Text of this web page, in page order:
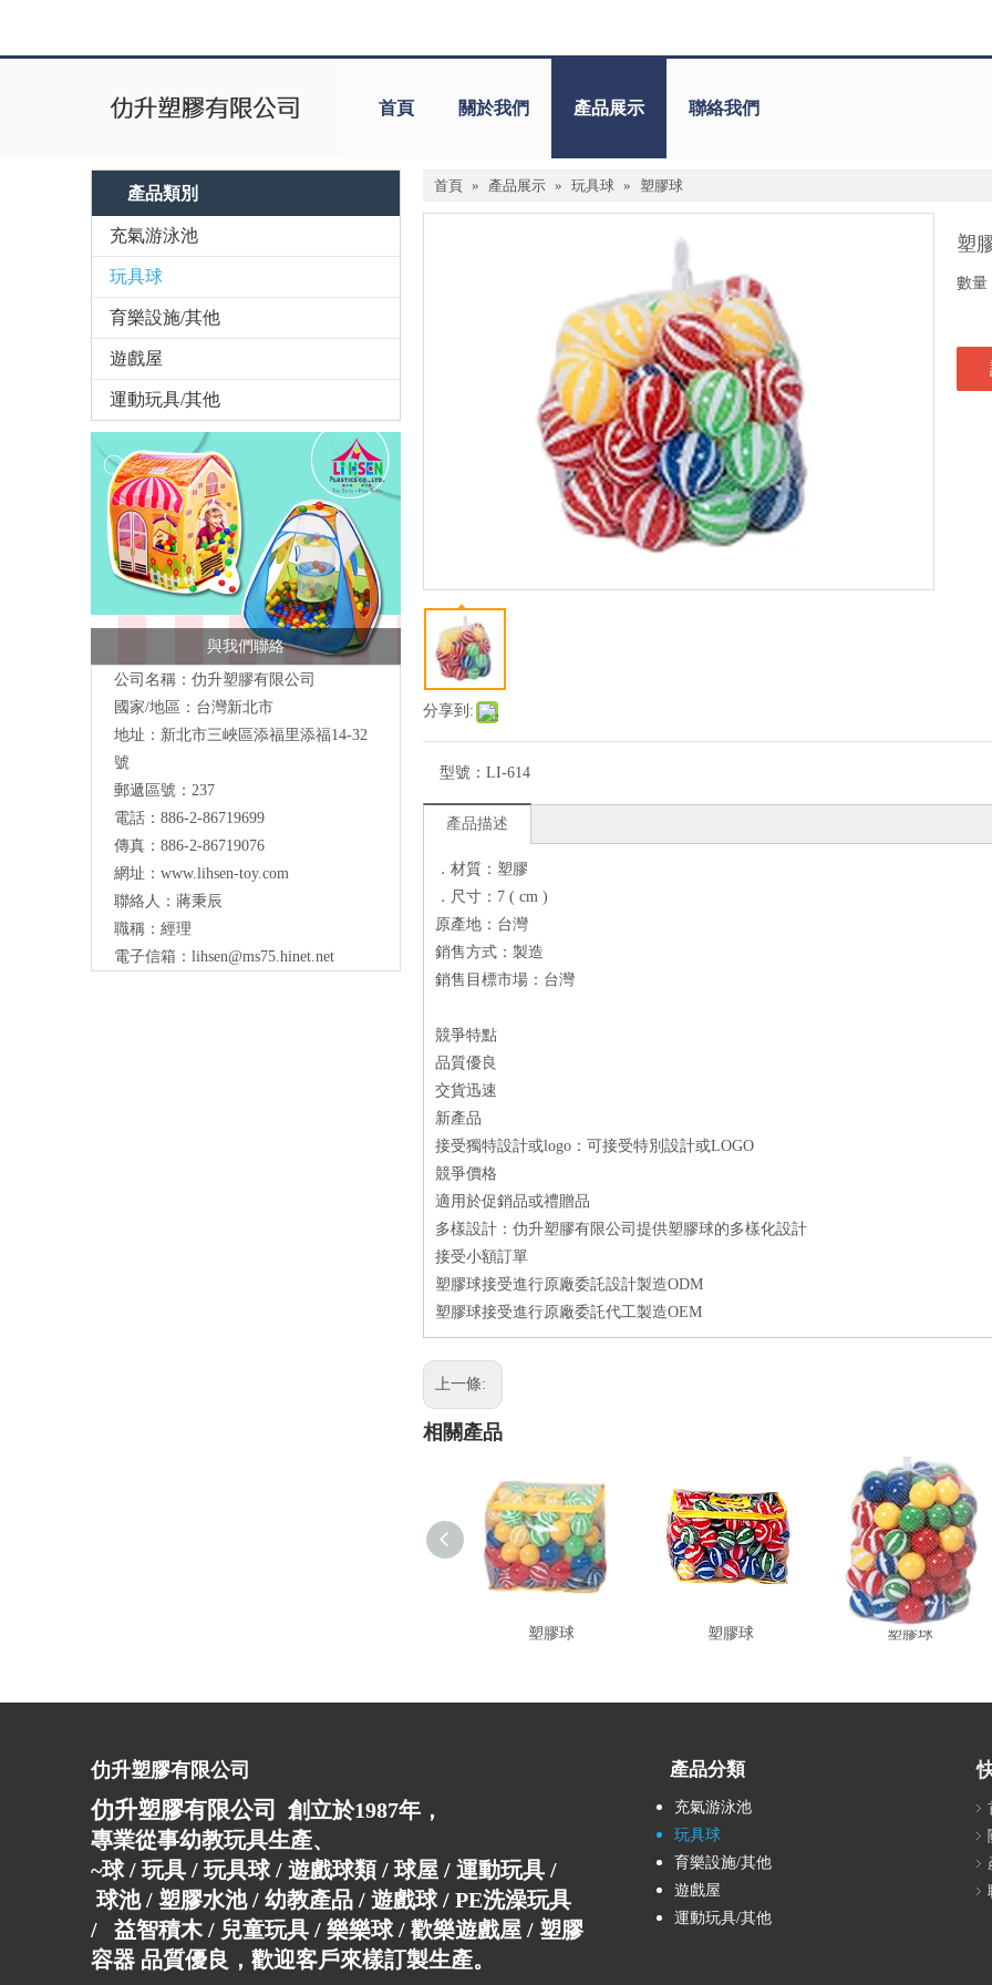
首頁 關於我們 產品展示 聯絡我們
產品類別
充氣游泳池
玩具球
育樂設施/其他
遊戲屋
運動玩具/其他
與我們聯絡
公司名稱：仂升塑膠有限公司
國家/地區：台灣新北市
地址：新北市三峽區添福里添福14-32
號
郵遞區號：237
電話：886-2-86719699
傳真：886-2-86719076
網址： www.lihsen-toy.com
聯絡人：蔣秉辰
職稱：經理
電子信箱： lihsen@ms75.hinet.net
首頁 » 產品展示 » 玩具球 » 塑膠球
分享到:
塑
數量
型號： LI-614
產品描述
．材質：塑膠
．尺寸：7 ( cm )
原產地：台灣
銷售方式：製造
銷售目標市場：台灣
競爭特點
品質優良
交貨迅速
新產品
接受獨特設計或logo：可接受特別設計或LOGO
競爭價格
適用於促銷品或禮贈品
多樣設計：仂升塑膠有限公司提供塑膠球的多樣化設計
接受小額訂單
塑膠球接受進行原廠委託設計製造ODM
塑膠球接受進行原廠委託代工製造OEM
上一條:
相關產品
塑膠球 塑膠球 塑膠球
仂升塑膠有限公司
仂升塑膠有限公司 創立於1987年，
專業從事幼教玩具生產、
~球 / 玩具 / 玩具球 / 遊戲球類 / 球屋 / 運動玩具 /
球池 / 塑膠水池 / 幼教產品 / 遊戲球 / PE洗澡玩具
/ 益智積木 / 兒童玩具 / 樂樂球 / 歡樂遊戲屋 / 塑膠
容器 品質優良，歡迎客戶來樣訂製生產。
產品分類
充氣游泳池
玩具球
育樂設施/其他
遊戲屋
運動玩具/其他